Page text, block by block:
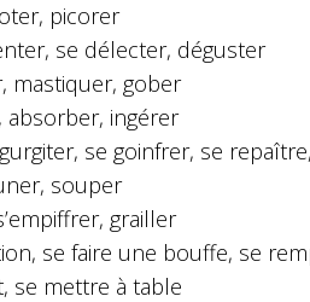
picorer
se délecter, déguster
mastiquer, gober
absorber, ingérer
se goinfrer, se
souper
grailler
se faire une bouffe, se
se mettre à table